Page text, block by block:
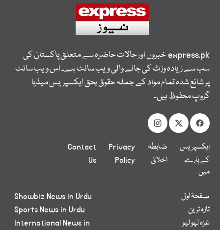
express.pkخبروں اور حالات حاضرہ سے متعلق پاکستان کی
سب سے زیادہ وزٹ کی جانے والی ویب سائٹ ہے۔ اس ویب سائٹ
پر شائع شدہ تمام مواد کے جملہ حقوق بحق ایکسپریس میڈیا
گروپ محفوظ ہیں۔
ایکسپریس
کے بارے
میں
ضابطہ
اخلاق
Privacy
Policy
Contact
Us
صفحۂ اول
تازہ ترین
غزہ لہو لہو
Showbiz News in Urdu
Sports News in Urdu
International News in